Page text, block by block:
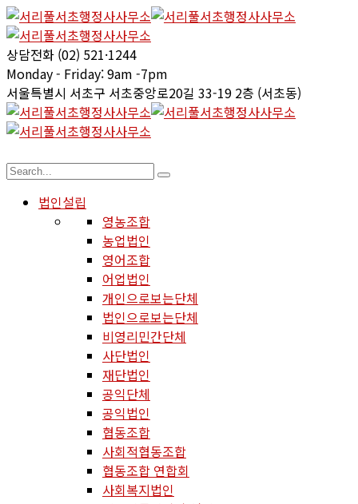
상담전화 (02) 521·1244
Monday - Friday:9am -7pm
서울특별시 서초구 서초중앙로20길 33-19 2층 (서초동)
법인설립
영농조합
농업법인
영어조합
어업법인
개인으로보는단체
법인으로보는단체
비영리민간단체
사단법인
재단법인
공익단체
공익법인
협동조합
사회적협동조합
협동조합 연합회
사회복지법인